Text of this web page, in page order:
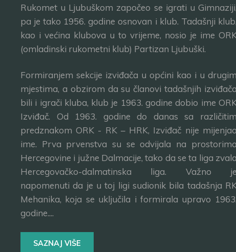
Rukomet u Ljubuškom započeo se igrati u Gimnaziji,
pa je tako 1956. godine osnovan i klub. Tadašnji klub,
kao i većina klubova u to vrijeme, nosio je ime
(omladinski rukometni klub) Partizan Ljubuški.
Formiranjem sekcije izviđača u općini kao i u drugim
mjestima, a obzirom da su članovi tadašnjih izviđača
bili i igrači kluba, klub je 1963. godine dobio ime
Izviđač. Od 1963. godine do danas sa različitim
predznakom ORK - RK – HRK, Izviđač nije mijenjao
ime. Prva prvenstva su se odvijala na prostorima
Hercegovine i južne Dalmacije, tako da se ta liga zvala
Hercegovačko-dalmatinska liga. Važno je
napomenuti da je u toj ligi sudionik bila tadašnja
Mehanika, koja se uključila i formirala upravo 1963.
godine....
SAZNAJ VIŠE